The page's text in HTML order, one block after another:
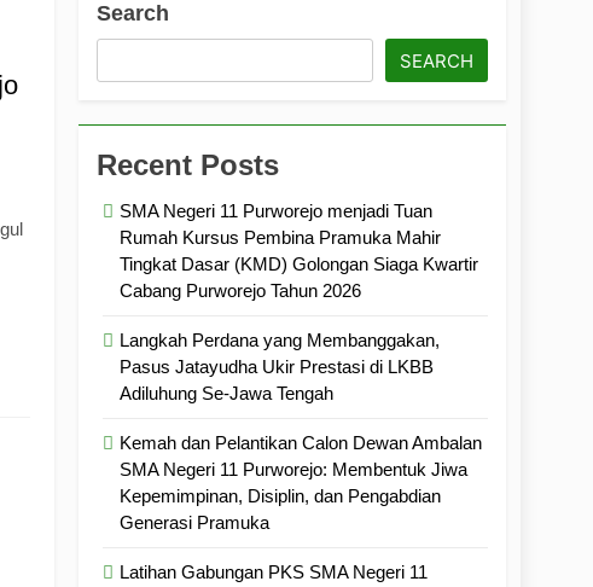
PramukaSearch
SEARCH
Recent Posts
SMA Negeri 11 Purworejo menjadi Tuan
Rumah Kursus Pembina Pramuka Mahir
Tingkat Dasar (KMD) Golongan Siaga Kwartir
Cabang Purworejo Tahun 2026
Langkah Perdana yang Membanggakan,
Pasus Jatayudha Ukir Prestasi di LKBB
Adiluhung Se-Jawa Tengah
Kemah dan Pelantikan Calon Dewan Ambalan
SMA Negeri 11 Purworejo: Membentuk Jiwa
Kepemimpinan, Disiplin, dan Pengabdian
Generasi Pramuka
Latihan Gabungan PKS SMA Negeri 11